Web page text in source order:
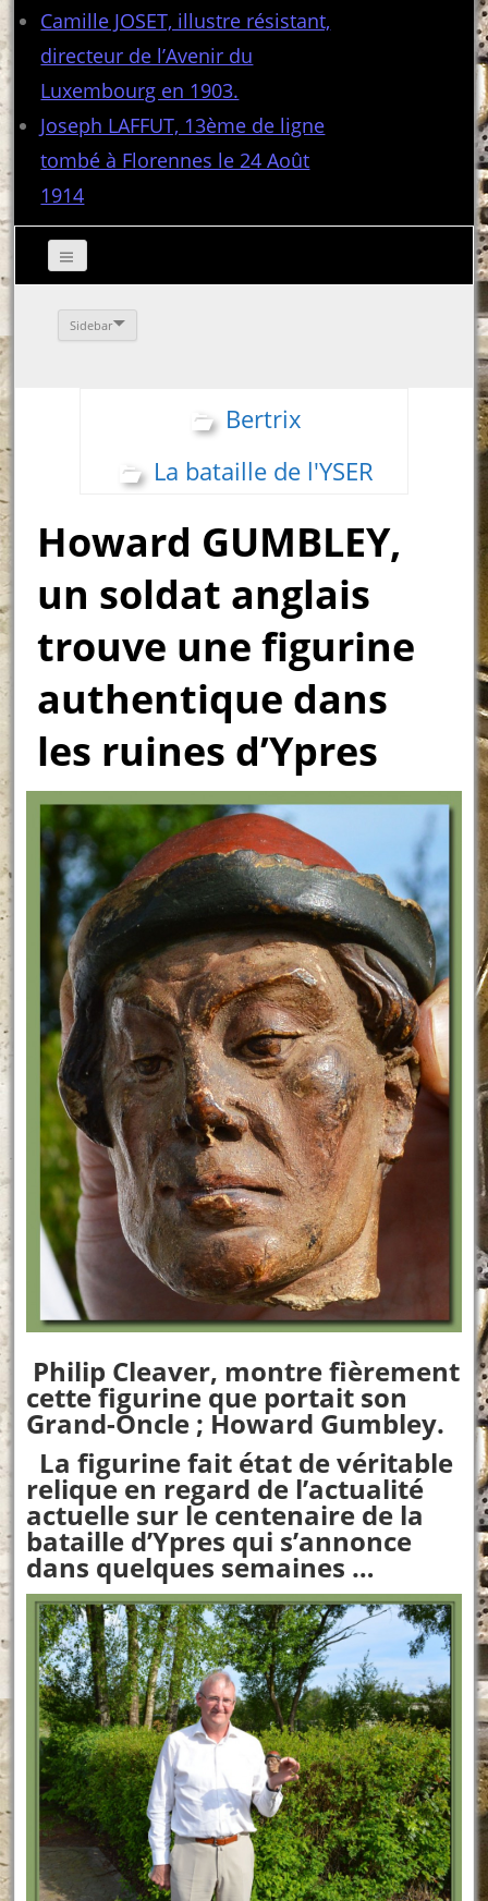
Camille JOSET, illustre résistant,
directeur de l’Avenir du
Luxembourg en 1903.
Joseph LAFFUT, 13ème de ligne
tombé à Florennes le 24 Août
1914
Sidebar
Bertrix
La bataille de l'YSER
Howard GUMBLEY,
un soldat anglais
trouve une figurine
authentique dans
les ruines d’Ypres
Philip Cleaver, montre fièrement
cette figurine que portait son
Grand-Oncle ; Howard Gumbley.
La figurine fait état de véritable
relique en regard de l’actualité
actuelle sur le centenaire de la
bataille d’Ypres qui s’annonce
dans quelques semaines …